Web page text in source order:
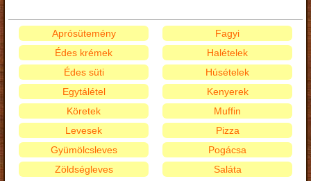
Aprósütemény
Édes krémek
Édes süti
Egytálétel
Fagyi
Halételek
Húsételek
Kenyerek
Köretek
Levesek
Gyümölcsleves
Zöldségleves
Muffin
Pizza
Pogácsa
Saláta